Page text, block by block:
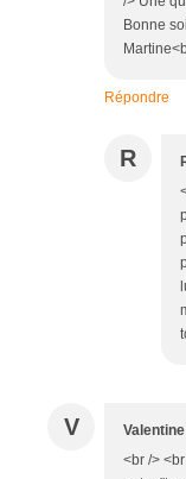
Bonne
Répondre
R
V
<br />